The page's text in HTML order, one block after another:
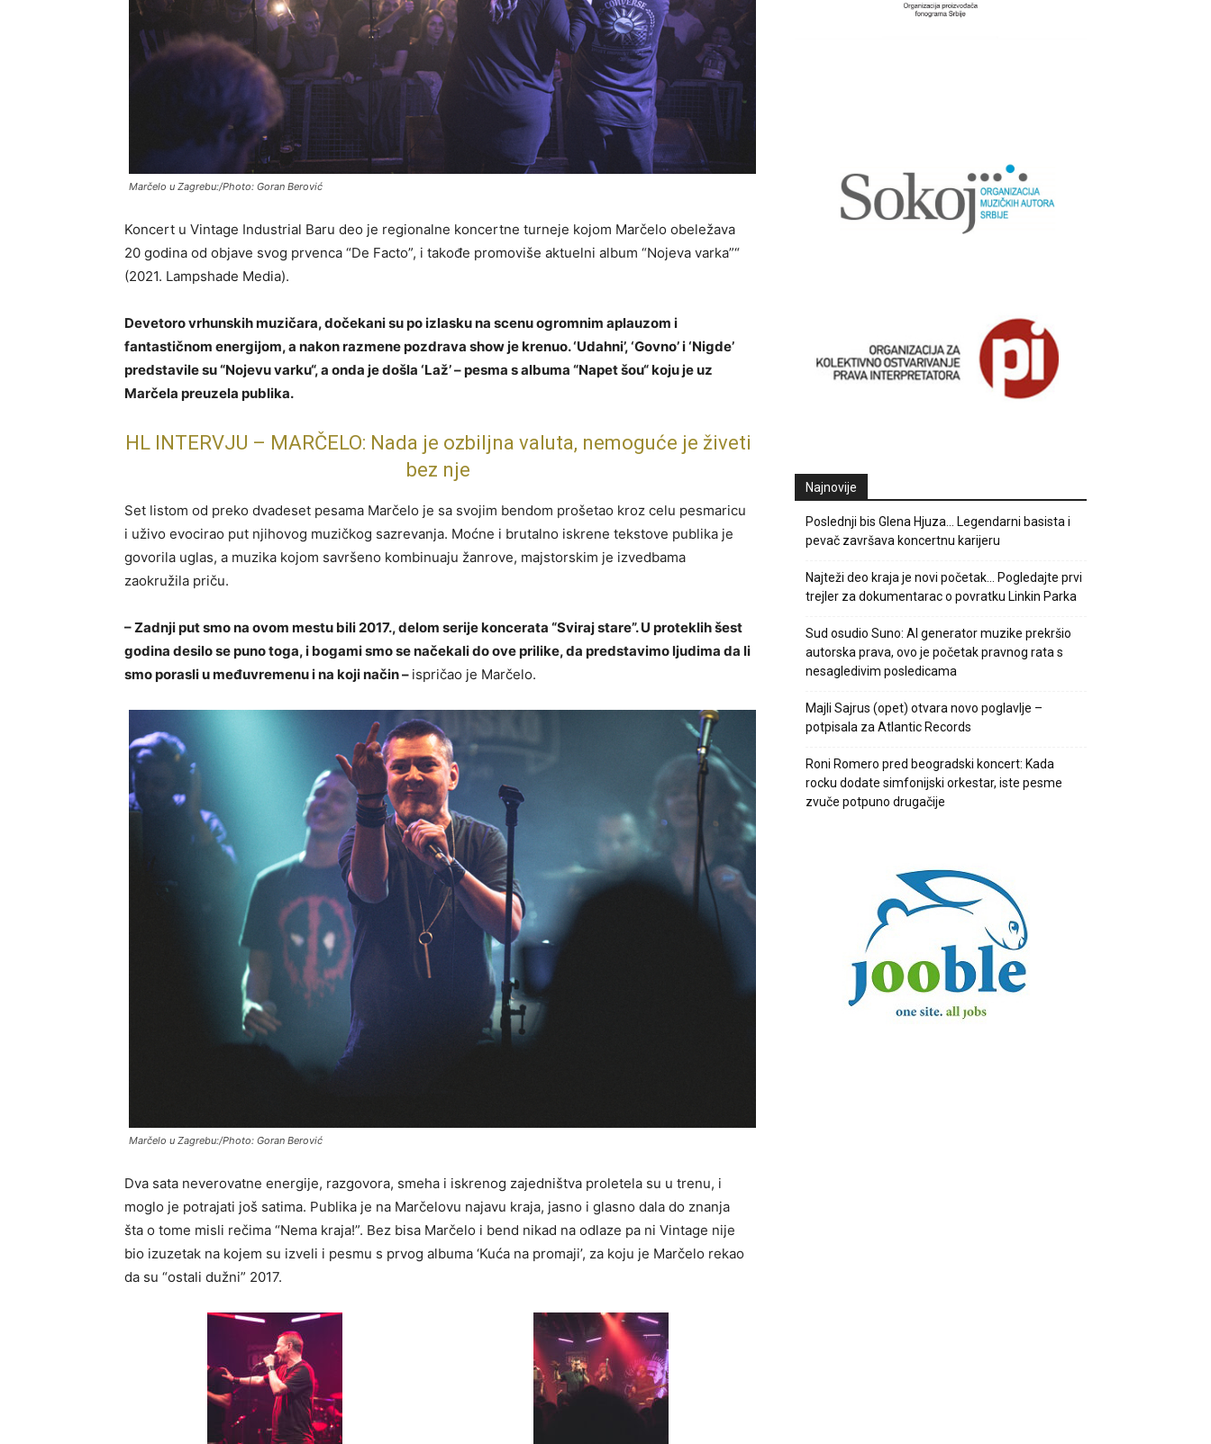
Marčelo u Zagrebu:/Photo: Goran Berović
Koncert u Vintage Industrial Baru deo je regionalne koncertne turneje kojom Marčelo obeležava
20 godina od objave svog prvenca “De Facto”, i takođe promoviše aktuelni album “Nojeva varka”“
(2021. Lampshade Media).
Devetoro vrhunskih muzičara, dočekani su po izlasku na scenu ogromnim aplauzom i
fantastičnom energijom, a nakon razmene pozdrava show je krenuo. ‘Udahni’, ‘Govno’ i ‘Nigde’
predstavile su “Nojevu varku“, a onda je došla ‘Laž’ – pesma s albuma “Napet šou“ koju je uz
Marčela preuzela publika.
HL INTERVJU – MARČELO: Nada je ozbiljna valuta, nemoguće je živeti
bez nje
Set listom od preko dvadeset pesama Marčelo je sa svojim bendom prošetao kroz celu pesmaricu
i uživo evocirao put njihovog muzičkog sazrevanja. Moćne i brutalno iskrene tekstove publika je
govorila uglas, a muzika kojom savršeno kombinuaju žanrove, majstorskim je izvedbama
zaokružila priču.
– Zadnji put smo na ovom mestu bili 2017., delom serije koncerata “Sviraj stare”. U proteklih šest
godina desilo se puno toga, i bogami smo se načekali do ove prilike, da predstavimo ljudima da li
smo porasli u međuvremenu i na koji način – ispričao je Marčelo.
Marčelo u Zagrebu:/Photo: Goran Berović
Dva sata neverovatne energije, razgovora, smeha i iskrenog zajedništva proletela su u trenu, i
moglo je potrajati još satima. Publika je na Marčelovu najavu kraja, jasno i glasno dala do znanja
šta o tome misli rečima “Nema kraja!”. Bez bisa Marčelo i bend nikad na odlaze pa ni Vintage nije
bio izuzetak na kojem su izveli i pesmu s prvog albuma ‘Kuća na promaji’, za koju je Marčelo rekao
da su “ostali dužni” 2017.
Najnovije
Poslednji bis Glena Hjuza… Legendarni basista i
pevač završava koncertnu karijeru
Najteži deo kraja je novi početak… Pogledajte prvi
trejler za dokumentarac o povratku Linkin Parka
Sud osudio Suno: AI generator muzike prekršio
autorska prava, ovo je početak pravnog rata s
nesagledivim posledicama
Majli Sajrus (opet) otvara novo poglavlje –
potpisala za Atlantic Records
Roni Romero pred beogradski koncert: Kada
rocku dodate simfonijski orkestar, iste pesme
zvuče potpuno drugačije